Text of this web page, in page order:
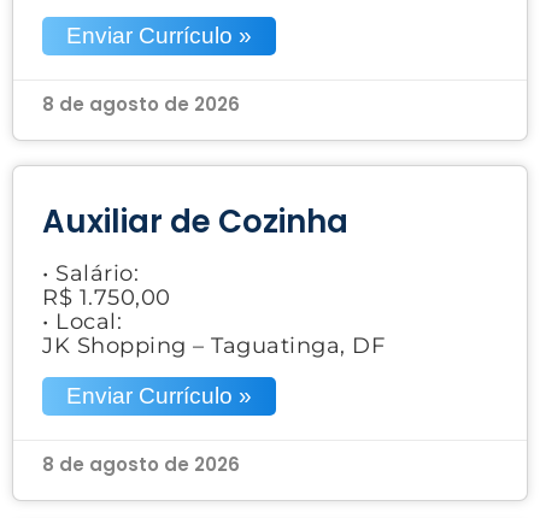
Enviar Currículo »
8 de agosto de 2026
Auxiliar de Cozinha
• Salário:
R$ 1.750,00
• Local:
JK Shopping – Taguatinga, DF
Enviar Currículo »
8 de agosto de 2026